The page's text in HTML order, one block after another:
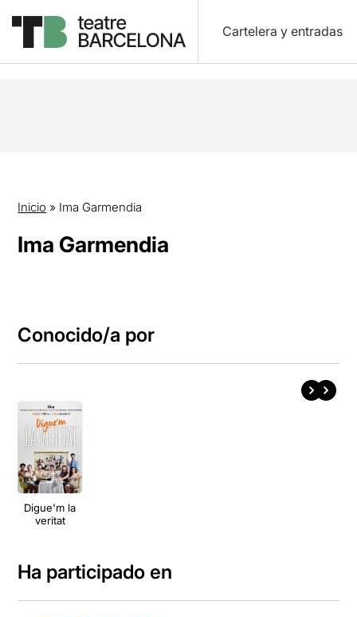
Cartelera y entradas
Inicio » Ima Garmendia
Ima Garmendia
Conocido/a por
Digue'm la
veritat
Ha participado en